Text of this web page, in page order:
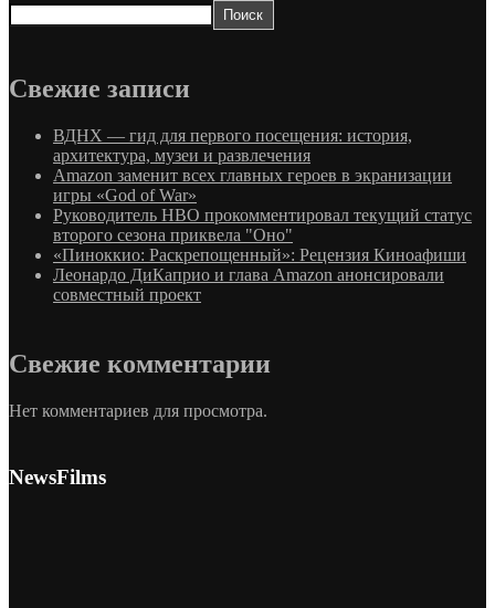
Поиск
Свежие записи
ВДНХ — гид для первого посещения: история,
архитектура, музеи и развлечения
Amazon заменит всех главных героев в экранизации
игры «God of War»
Руководитель HBO прокомментировал текущий статус
второго сезона приквела "Оно"
«Пиноккио: Раскрепощенный»: Рецензия Киноафиши
Леонардо ДиКаприо и глава Amazon анонсировали
совместный проект
Свежие комментарии
Нет комментариев для просмотра.
NewsFilms